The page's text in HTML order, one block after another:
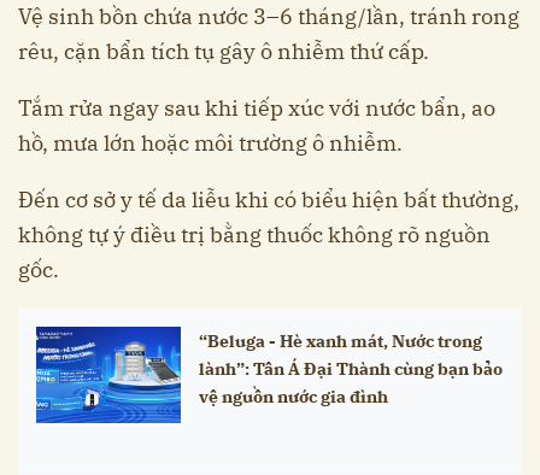
Vệ sinh bồn chứa nước 3–6 tháng/lần, tránh rong
rêu, cặn bẩn tích tụ gây ô nhiễm thứ cấp.
Tắm rửa ngay sau khi tiếp xúc với nước bẩn, ao
hồ, mưa lớn hoặc môi trường ô nhiễm.
Đến cơ sở y tế da liễu khi có biểu hiện bất thường,
không tự ý điều trị bằng thuốc không rõ nguồn
gốc.
“Beluga - Hè xanh mát, Nước trong
lành”: Tân Á Đại Thành cùng bạn bảo
vệ nguồn nước gia đình